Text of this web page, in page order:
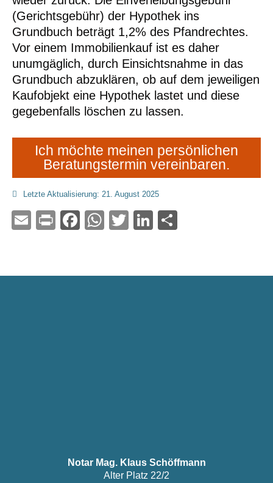
(Gerichtsgebühr) der Hypothek ins
Grundbuch beträgt 1,2% des Pfandrechtes.
Vor einem Immobilienkauf ist es daher
unumgäglich, durch Einsichtsnahme in das
Grundbuch abzuklären, ob auf dem jeweiligen
Kaufobjekt eine Hypothek lastet und diese
gegebenfalls löschen zu lassen.
Ich möchte meinen persönlichen
Beratungstermin vereinbaren.
Letzte Aktualisierung: 21. August 2025
EmailPrintFacebook
WhatsApp
TwitterLinkedIn
Notar Mag. Klaus Schöffmann
Alter Platz 22/2